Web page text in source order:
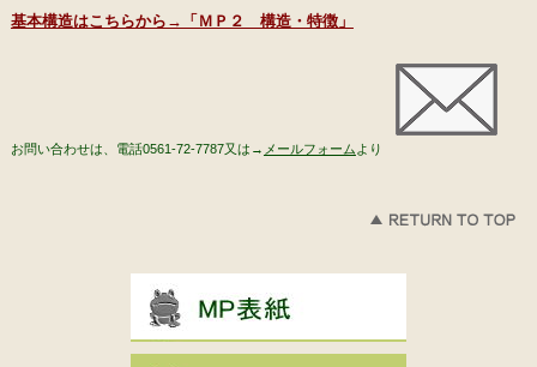
基本構造はこちらから→「ＭＰ２ 構造・特徴」
お問い合わせは、電話0561-72-7787又は→ メールフォーム より